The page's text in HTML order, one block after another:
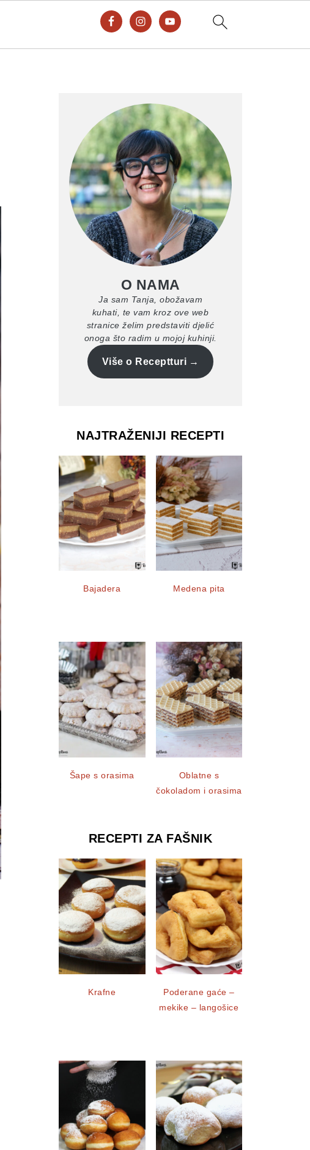
O NAMA
Ja sam Tanja, obožavam
kuhati, te vam kroz ove web
stranice želim predstaviti djelić
onoga što radim u mojoj kuhinji.
Više o Receptturi
NAJTRAŽENIJI RECEPTI
Bajadera Medena pita
Šape s orasima
Oblatne s
čokoladom i orasima
RECEPTI ZA FAŠNIK
Krafne
Poderane gaće –
mekike – langošice